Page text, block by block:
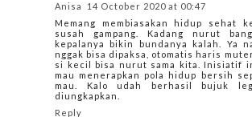
Anisa
14 October 2020 at 00:47
Memang membiasakan hidup sehat
susah gampang. Kadang nurut
kepalanya bikin bundanya kalah. Ya
nggak bisa dipaksa, otomatis haris
si kecil bisa nurut sama kita. Inisiatif
mau menerapkan pola hidup bersih
mau. Kalo udah berhasil bujuk
diungkapkan.
Reply